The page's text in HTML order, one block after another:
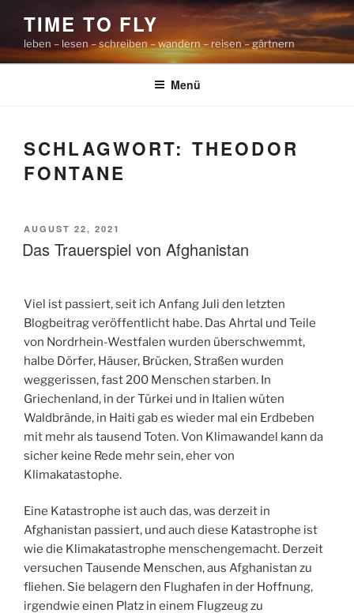
springen
TIME TO FLY
leben – lesen – schreiben – wandern – reisen – gärtnern
Menü
SCHLAGWORT: THEODOR
FONTANE
VERÖFFENTLICHT
AM
AUGUST 22, 2021
Das Trauerspiel von Afghanistan
Viel ist passiert, seit ich Anfang Juli den letzten
Blogbeitrag veröffentlicht habe. Das Ahrtal und Teile
von Nordrhein-Westfalen wurden überschwemmt,
halbe Dörfer, Häuser, Brücken, Straßen wurden
weggerissen, fast 200 Menschen starben. In
Griechenland, in der Türkei und in Italien wüten
Waldbrände, in Haiti gab es wieder mal ein Erdbeben
mit mehr als tausend Toten. Von Klimawandel kann da
sicher keine Rede mehr sein, eher von
Klimakatastophe.
Eine Katastrophe ist auch das, was derzeit in
Afghanistan passiert, und auch diese Katastrophe ist
wie die Klimakatastrophe menschengemacht. Derzeit
versuchen Tausende Menschen, aus Afghanistan zu
fliehen. Sie belagern den Flughafen in der Hoffnung,
irgendwie einen Platz in einem Flugzeug zu